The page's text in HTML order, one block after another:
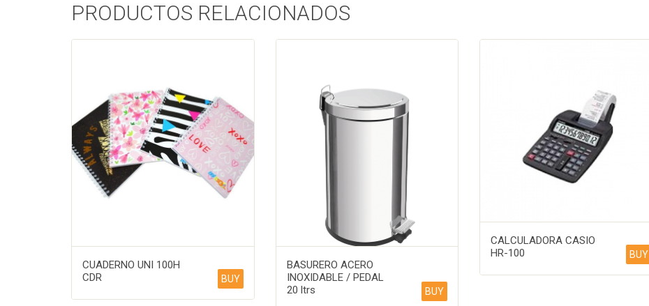
PRODUCTOS RELACIONADOS
CUADERNO UNI 100H
CDR
BUY
BASURERO ACERO
INOXIDABLE / PEDAL
20 ltrs
BUY
CALCULADORA CASIO
HR-100
BUY